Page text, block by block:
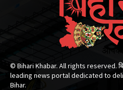
© Bihari Khabar. All rights reserved.
leading news portal dedicated to
Bihar.